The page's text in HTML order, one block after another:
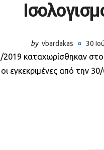
by vbardakas 30
2019 καταχωρίσθηκαν
οι εγκεκριμένες από την